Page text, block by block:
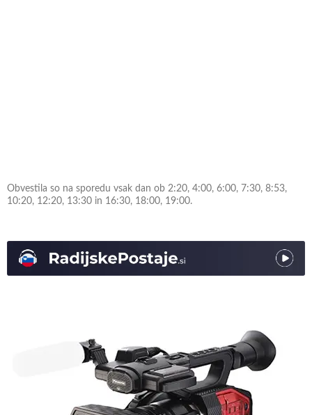
Obvestila so na sporedu vsak dan ob 2:20, 4:00, 6:00, 7:30, 8:53,
10:20, 12:20, 13:30 in 16:30, 18:00, 19:00.